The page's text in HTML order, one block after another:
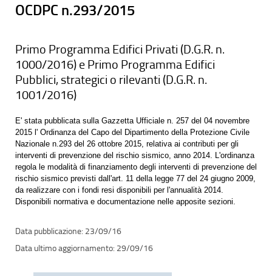
OCDPC n.293/2015
Primo Programma Edifici Privati (D.G.R. n.
1000/2016) e Primo Programma Edifici
Pubblici, strategici o rilevanti (D.G.R. n.
1001/2016)
E' stata pubblicata sulla Gazzetta Ufficiale n. 257 del 04 novembre
2015 l' Ordinanza del Capo del Dipartimento della Protezione Civile
Nazionale n.293 del 26 ottobre 2015, relativa ai contributi per gli
interventi di prevenzione del rischio sismico, anno 2014. L'ordinanza
regola le modalità di finanziamento degli interventi di prevenzione del
rischio sismico previsti dall'art. 11 della legge 77 del 24 giugno 2009,
da realizzare con i fondi resi disponibili per l'annualità 2014.
Disponibili normativa e documentazione nelle apposite sezioni.
23/09/16
29/09/16